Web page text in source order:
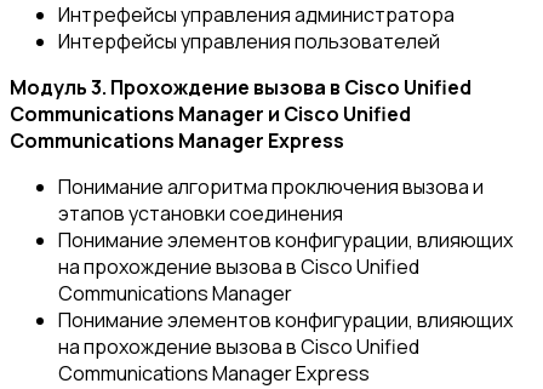
Интрефейсы управления администратора
Интерфейсы управления пользователей
Модуль 3. Прохождение вызова в Cisco Unified
Communications Manager и Cisco Unified
Communications Manager Express
Понимание алгоритма проключения вызова и
этапов установки соединения
Понимание элементов конфигурации, влияющих
на прохождение вызова в Cisco Unified
Communications Manager
Понимание элементов конфигурации, влияющих
на прохождение вызова в Cisco Unified
Communications Manager Express